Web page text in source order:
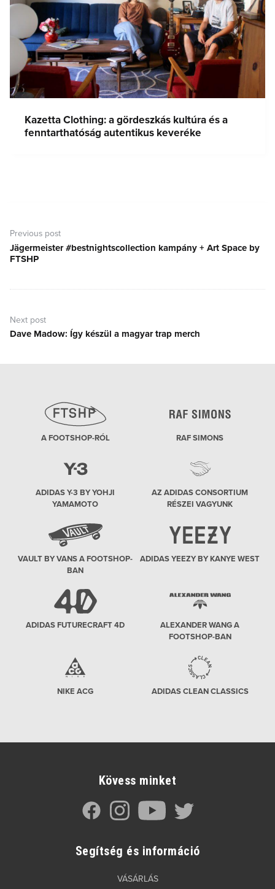
Kazetta Clothing: a gördeszkás kultúra és a
fenntarthatóság autentikus keveréke
navigáció
Previous post
Previous
post:
Jägermeister #bestnightscollection kampány + Art Space by
FTSHP
Next post
Next
Dave Madow: Így készül a magyar trap merch
A FOOTSHOP-RÓL RAF SIMONS
ADIDAS Y-3 BY YOHJI
YAMAMOTO
AZ ADIDAS CONSORTIUM
RÉSZEI VAGYUNK
VAULT BY VANS A FOOTSHOP-
BAN
ADIDAS YEEZY BY KANYE WEST
ADIDAS FUTURECRAFT 4D
ALEXANDER WANG A
FOOTSHOP-BAN
NIKE ACG ADIDAS CLEAN CLASSICS
Kövess minket
Segítség és információ
VÁSÁRLÁS